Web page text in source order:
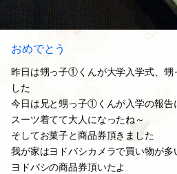
おめでとう
昨日は甥っ子①くんが大学入学式、
した
今日は兄と甥っ子①くんが入学の報告
スーツ着てて大人になったね～
そしてお菓子と商品券頂きました
我が家はヨドバシカメラで買い物が多
ヨドバシの商品券頂いたよ